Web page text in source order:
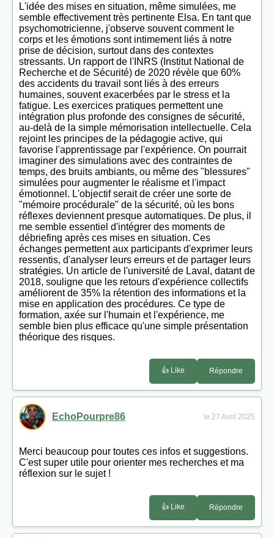
L'idée des mises en situation, même simulées, me
semble effectivement très pertinente Elsa. En tant que
psychomotricienne, j'observe souvent comment le
corps et les émotions sont intimement liés à notre
prise de décision, surtout dans des contextes
stressants. Un rapport de l'INRS (Institut National de
Recherche et de Sécurité) de 2020 révèle que 60%
des accidents du travail sont liés à des erreurs
humaines, souvent exacerbées par le stress et la
fatigue. Les exercices pratiques permettent une
intégration plus profonde des consignes de sécurité,
au-delà de la simple mémorisation intellectuelle. Cela
rejoint les principes de la pédagogie active, qui
favorise l'apprentissage par l'expérience. On pourrait
imaginer des simulations avec des contraintes de
temps, des bruits ambiants, ou même des "blessures"
simulées pour augmenter le réalisme et l'impact
émotionnel. L'objectif serait de créer une sorte de
"mémoire procédurale" de la sécurité, où les bons
réflexes deviennent presque automatiques. De plus, il
me semble essentiel d'intégrer des moments de
débriefing après ces mises en situation. Ces
échanges permettent aux participants d'exprimer leurs
ressentis, d'analyser leurs erreurs et de partager leurs
stratégies. Un article de l'université de Laval, datant de
2018, souligne que les retours d'expérience collectifs
améliorent de 35% la rétention des informations et la
mise en application des procédures. Ce type de
formation, axée sur l'humain et l'expérience, me
semble bien plus efficace qu'une simple présentation
théorique des risques.
👍 Like Répondre
EchoPourpre86 le 27 Avril 2025
Merci beaucoup pour toutes ces infos et suggestions.
C'est super utile pour orienter mes recherches et ma
réflexion sur le sujet !
👍 Like Répondre